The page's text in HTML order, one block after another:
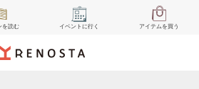
を読む イベント に行く アイテムを買う